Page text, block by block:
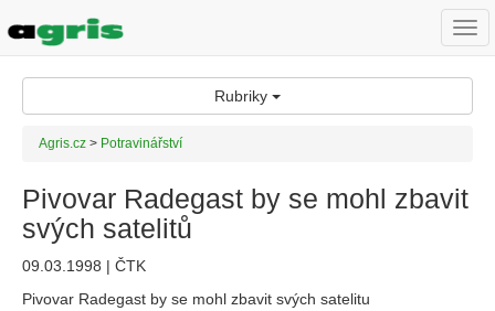
Rubriky
Agris.cz > Potravinářství
Pivovar Radegast by se mohl zbavit
svých satelitů
09.03.1998 | ČTK
Pivovar Radegast by se mohl zbavit svých satelitu